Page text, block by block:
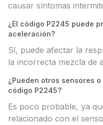
causar síntomas
¿El código P2245 puede
aceleración?
Sí, puede afectar la
la incorrecta mezcla de
¿Pueden otros sensores
código P2245?
Es poco probable, ya
relacionado con el